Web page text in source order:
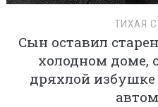
ТИХАЯ
Сын оставил
холодном доме,
дряхлой избушке